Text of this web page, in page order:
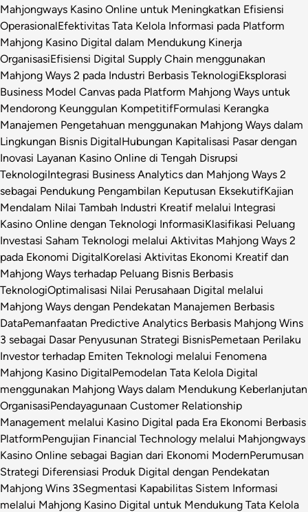
Mahjongways Kasino Online untuk Meningkatkan Efisiensi
OperasionalEfektivitas Tata Kelola Informasi pada Platform
Mahjong Kasino Digital dalam Mendukung Kinerja
OrganisasiEfisiensi Digital Supply Chain menggunakan
Mahjong Ways 2 pada Industri Berbasis TeknologiEksplorasi
Business Model Canvas pada Platform Mahjong Ways untuk
Mendorong Keunggulan KompetitifFormulasi Kerangka
Manajemen Pengetahuan menggunakan Mahjong Ways dalam
Lingkungan Bisnis DigitalHubungan Kapitalisasi Pasar dengan
Inovasi Layanan Kasino Online di Tengah Disrupsi
TeknologiIntegrasi Business Analytics dan Mahjong Ways 2
sebagai Pendukung Pengambilan Keputusan EksekutifKajian
Mendalam Nilai Tambah Industri Kreatif melalui Integrasi
Kasino Online dengan Teknologi InformasiKlasifikasi Peluang
Investasi Saham Teknologi melalui Aktivitas Mahjong Ways 2
pada Ekonomi DigitalKorelasi Aktivitas Ekonomi Kreatif dan
Mahjong Ways terhadap Peluang Bisnis Berbasis
TeknologiOptimalisasi Nilai Perusahaan Digital melalui
Mahjong Ways dengan Pendekatan Manajemen Berbasis
DataPemanfaatan Predictive Analytics Berbasis Mahjong Wins
3 sebagai Dasar Penyusunan Strategi BisnisPemetaan Perilaku
Investor terhadap Emiten Teknologi melalui Fenomena
Mahjong Kasino DigitalPemodelan Tata Kelola Digital
menggunakan Mahjong Ways dalam Mendukung Keberlanjutan
OrganisasiPendayagunaan Customer Relationship
Management melalui Kasino Digital pada Era Ekonomi Berbasis
PlatformPengujian Financial Technology melalui Mahjongways
Kasino Online sebagai Bagian dari Ekonomi ModernPerumusan
Strategi Diferensiasi Produk Digital dengan Pendekatan
Mahjong Wins 3Segmentasi Kapabilitas Sistem Informasi
melalui Mahjong Kasino Digital untuk Mendukung Tata Kelola